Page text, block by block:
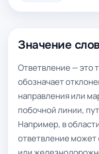
Значение
Ответвление — это
обозначает
направления или
побочной линии,
Например, в
ответвление может